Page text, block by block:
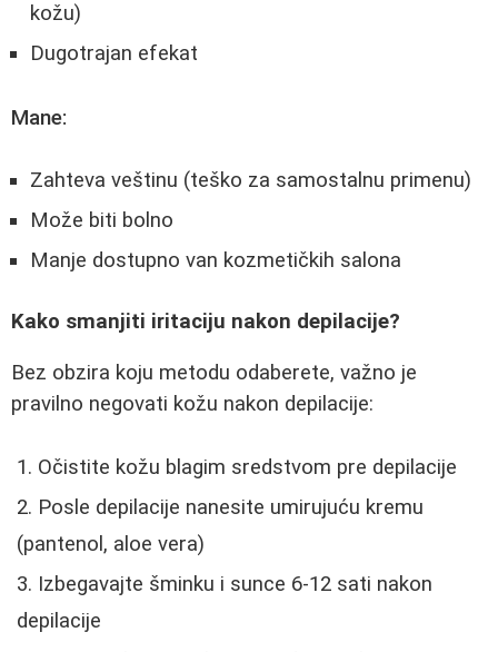
kožu)
Dugotrajan efekat
Mane:
Zahteva veštinu (teško za samostalnu primenu)
Može biti bolno
Manje dostupno van kozmetičkih salona
Kako smanjiti iritaciju nakon depilacije?
Bez obzira koju metodu odaberete, važno je
pravilno negovati kožu nakon depilacije:
Očistite kožu blagim sredstvom pre depilacije
Posle depilacije nanesite umirujuću kremu
(pantenol, aloe vera)
Izbegavajte šminku i sunce 6-12 sati nakon
depilacije